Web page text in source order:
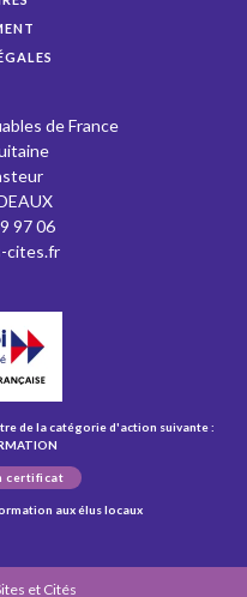
de France
97 06
cites.fr
de la catégorie d'action suivante :
certificat
aux élus locaux
et Cités